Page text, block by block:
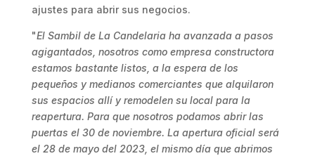
ajustes para abrir sus negocios.
"El Sambil de La Candelaria ha avanzada a pasos
agigantados, nosotros como empresa constructora
estamos bastante listos, a la espera de los
pequeños y medianos comerciantes que alquilaron
sus espacios allí y remodelen su local para la
reapertura. Para que nosotros podamos abrir las
puertas el 30 de noviembre. La apertura oficial será
el 28 de mayo del 2023, el mismo día que abrimos